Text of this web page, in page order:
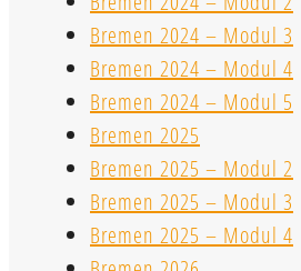
Bremen 2024 – Modul 3
Bremen 2024 – Modul 4
Bremen 2024 – Modul 5
Bremen 2025
Bremen 2025 – Modul 2
Bremen 2025 – Modul 3
Bremen 2025 – Modul 4